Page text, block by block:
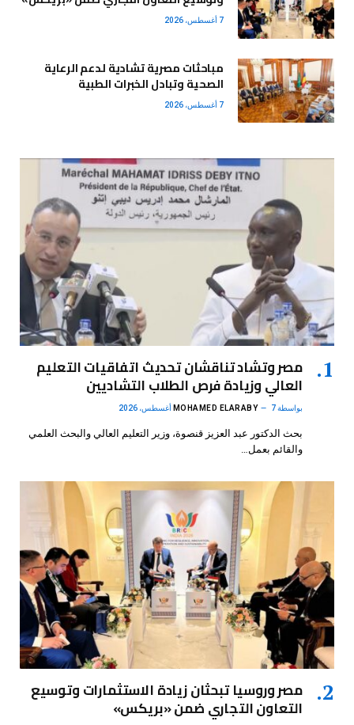
7 أغسطس، 2026
مباحثات مصرية تشادية لدعم الرعاية
الصحية وتبادل الخبرات الطبية
7 أغسطس، 2026
مصر وتشاد تناقشان تحديث اتفاقيات التعليم
العالي وزيادة فرص الطلاب التشاديين
بواسطة MOHAMED ELARABY 7 أغسطس، 2026
بحث الدكتور عبد العزيز قنصوة، وزير التعليم العالي والبحث العلمي
والقائم بعمل…
مصر وروسيا تبحثان زيادة الاستثمارات وتوسيع
التعاون التجاري ضمن «بريكس»